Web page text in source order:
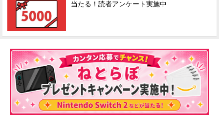
当たる！読者アンケート実施中